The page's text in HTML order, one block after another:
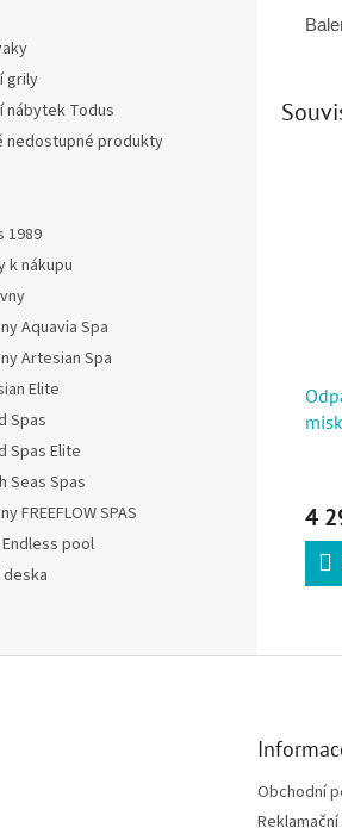
grily
nábytek Todus
nedostupné produkty
1989
k nákupu
Aquavia Spa
Artesian Spa
Elite
Spas
Spas Elite
Seas Spas
FREEFLOW SPAS
pool
deska
4
Obchodní